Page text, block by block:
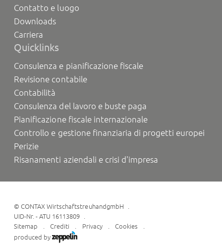
Contatto e luogo
Downloads
Carriera
Quicklinks
Consulenza e pianificazione fiscale
Revisione contabile
Contabilità
Consulenza del lavoro e buste paga
Pianificazione fiscale internazionale
Controllo e gestione finanziaria di progetti europei
Perizie
Risanamenti aziendali e crisi d'impresa
©CONTAX WirtschaftstreuhandgmbH
UID-Nr. - ATU 16113809
Sitemap
Crediti Privacy
Cookies
produced by